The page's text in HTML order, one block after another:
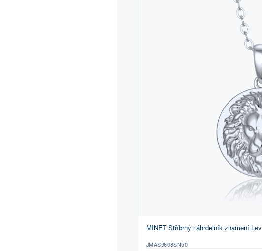
MINET Stříbrný náhrdelník znamení Lev
JMAS9608SN50